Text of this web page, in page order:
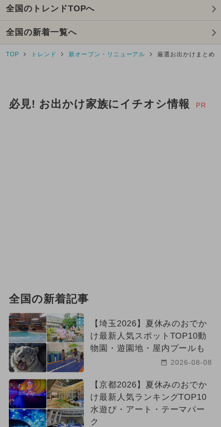
全国のトレンドTOPへ
全国の新着一覧へ
TOP トレンド 新オープン・リニューアル 厳選お出かけまとめ
必見! お出かけ家族にイチオシ情報 PR
全国の新着記事
【埼玉2026】夏休みのおでか
け最新人気スポットTOP10動
物園・遊園地・屋内プールも
2026-08-08
【京都2026】夏休みのおでか
け最新人気ランキングTOP10
水遊び・アート・テーマパー
ク